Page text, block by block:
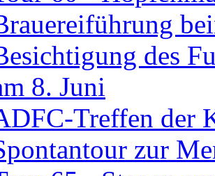
des
8. Juni
Treffen der
zur